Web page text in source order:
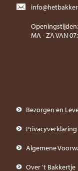
Openingstijden:
MA - ZA VAN
Bezorgen en
Privacyverklaring
Algemene
Over 't Bakkertje